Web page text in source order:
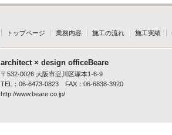
トップページ 業務内容 施工の流れ 施工実績
architect × design officeBeare
〒532-0026 大阪市淀川区塚本1-6-9
TEL：06-6473-0823 FAX：06-6838-3920
http://www.beare.co.jp/